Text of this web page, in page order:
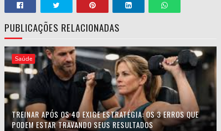
PUBLICAÇÕES RELACIONADAS
Saúde
TREINAR APÓS OS 40 EXIGE ESTRATÉGIA: OS 3 ERROS QUE
PODEM ESTAR TRAVANDO SEUS RESULTADOS